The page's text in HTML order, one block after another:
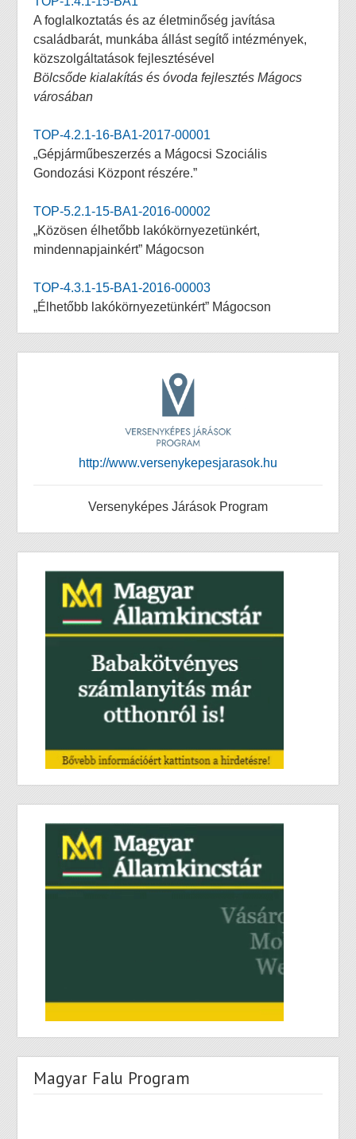
A foglalkoztatás és az életminőség javítása
családbarát, munkába állást segítő intézmények,
közszolgáltatások fejlesztésével
Bölcsőde kialakítás és óvoda fejlesztés Mágocs
városában
TOP-4.2.1-16-BA1-2017-00001
„Gépjárműbeszerzés a Mágocsi Szociális
Gondozási Központ részére.”
TOP-5.2.1-15-BA1-2016-00002
„Közösen élhetőbb lakókörnyezetünkért,
mindennapjainkért” Mágocson
TOP-4.3.1-15-BA1-2016-00003
„Élhetőbb lakókörnyezetünkért” Mágocson
http://www.versenykepesjarasok.hu
Versenyképes Járások Program
Magyar Falu Program